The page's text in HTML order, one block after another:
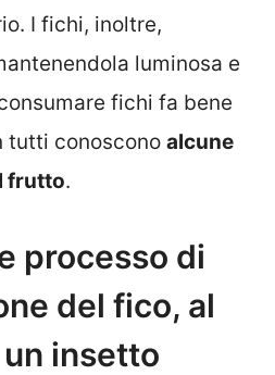
I fichi, inoltre,
luminosa e
fichi fa bene
tutti conoscono alcune
frutto.
processo di
del fico, al
insetto